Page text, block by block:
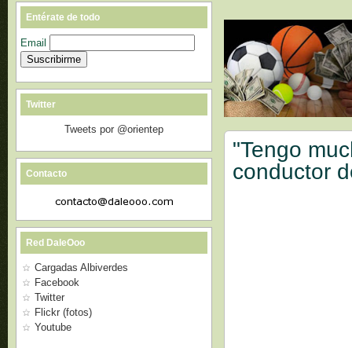
"Tengo
conductor
Entérate de todo
Email
Twitter
Tweets por @orientep
Contacto
Red DaleOoo
Cargadas Albiverdes
Facebook
Twitter
Flickr (fotos)
Youtube